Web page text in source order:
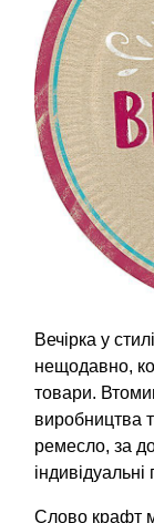
Вечірка у
нещодавно,
товари.
виробництва
ремесло, за
індивідуальні
Слово крафт